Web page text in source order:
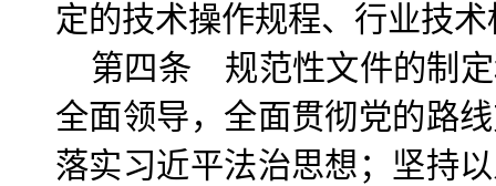
定的技术操作规程、行业技
第四条 规范性文件的制
全面领导，全面贯彻党的路
落实习近平法治思想；坚持